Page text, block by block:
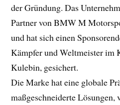
der Gründung. Das
Partner von BMW M
und hat sich einen
Kämpfer und Weltmeister im
Kulebin, gesichert.
Die Marke hat eine globale
maßgeschneiderte